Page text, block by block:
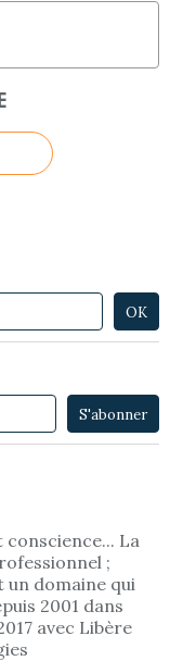
La
;
un domaine qui
2001 dans
avec Libère